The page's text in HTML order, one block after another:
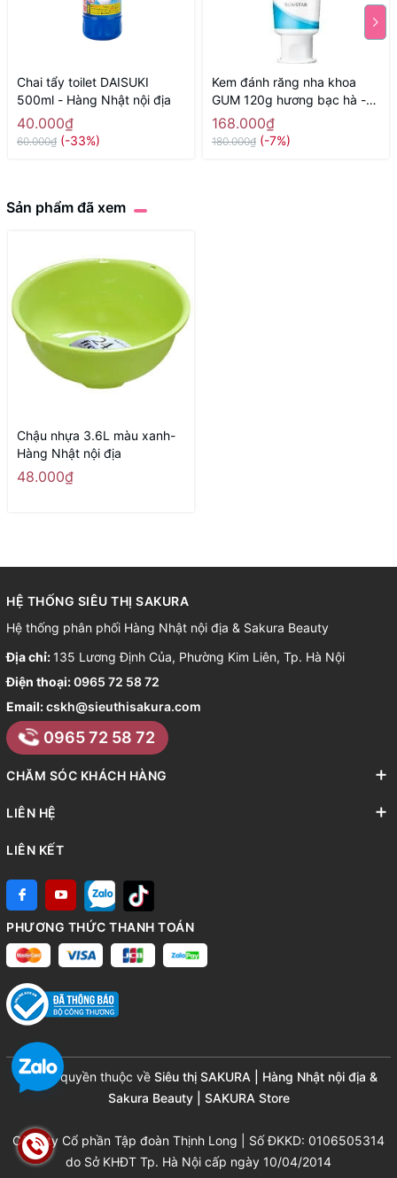
Chai tẩy toilet DAISUKI
500ml - Hàng Nhật nội địa
40.000₫
60.000₫ (-33%)
Kem đánh răng nha khoa
GUM 120g hương bạc hà -
Hàng Nhật nội địa
168.000₫
180.000₫ (-7%)
Sản phẩm đã xem
Chậu nhựa 3.6L màu xanh-
Hàng Nhật nội địa
48.000₫
HỆ THỐNG SIÊU THỊ SAKURA
Hệ thống phân phối Hàng Nhật nội địa & Sakura Beauty
Địa chỉ: 135 Lương Định Của, Phường Kim Liên, Tp. Hà Nội
Điện thoại:0965 72 58 72
Email:cskh@sieuthisakura.com
0965 72 58 72
CHĂM SÓC KHÁCH HÀNG
LIÊN HỆ
LIÊN KẾT
PHƯƠNG THỨC THANH TOÁN
© Bản quyền thuộc về Siêu thị SAKURA | Hàng Nhật nội địa &
Sakura Beauty | SAKURA Store
Công ty Cổ phần Tập đoàn Thịnh Long | Số ĐKKD: 0106505314
do Sở KHĐT Tp. Hà Nội cấp ngày 10/04/2014